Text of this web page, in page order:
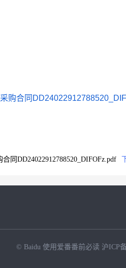
购合同
同DD24022912788520_DIFOFz.pdf
© Baidu 使用爱番番前必读 沪ICP